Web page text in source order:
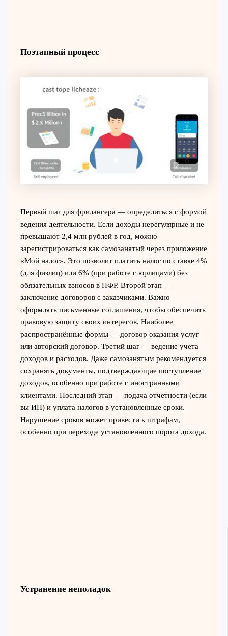
Поэтапный процесс
Первый шаг для фрилансера — определиться с формой
ведения деятельности. Если доходы нерегулярные и не
превышают 2,4 млн рублей в год, можно
зарегистрироваться как самозанятый через приложение
«Мой налог». Это позволит платить налог по ставке 4%
(для физлиц) или 6% (при работе с юрлицами) без
обязательных взносов в ПФР. Второй этап —
заключение договоров с заказчиками. Важно
оформлять письменные соглашения, чтобы обеспечить
правовую защиту своих интересов. Наиболее
распространённые формы — договор оказания услуг
или авторский договор. Третий шаг — ведение учета
доходов и расходов. Даже самозанятым рекомендуется
сохранять документы, подтверждающие поступление
доходов, особенно при работе с иностранными
клиентами. Последний этап — подача отчетности (если
вы ИП) и уплата налогов в установленные сроки.
Нарушение сроков может привести к штрафам,
особенно при переходе установленного порога дохода.
Устранение неполадок